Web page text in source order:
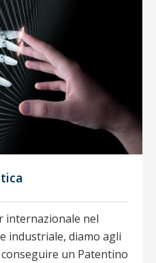
internazionale nel
industriale, diamo agli
un Patentino